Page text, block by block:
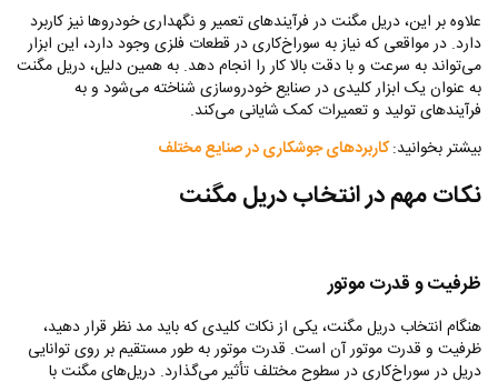
علاوه بر این، دریل مگنت در فرآیندهای تعمیر و نگهداری خودروها نیز کاربرد
دارد. در مواقعی که نیاز به سوراخ‌کاری در قطعات فلزی وجود دارد، این ابزار
می‌تواند به سرعت و با دقت بالا کار را انجام دهد. به همین دلیل، دریل مگنت
به عنوان یک ابزار کلیدی در صنایع خودروسازی شناخته می‌شود و به
فرآیندهای تولید و تعمیرات کمک شایانی می‌کند.
بیشتر بخوانید:کاربردهای جوشکاری در صنایع مختلف
نکات مهم در انتخاب دریل مگنت
ظرفیت و قدرت موتور
هنگام انتخاب دریل مگنت، یکی از نکات کلیدی که باید مد نظر قرار دهید،
ظرفیت و قدرت موتور آن است. قدرت موتور به طور مستقیم بر روی توانایی
دریل در سوراخ‌کاری در سطوح مختلف تأثیر می‌گذارد. دریل‌های مگنت با